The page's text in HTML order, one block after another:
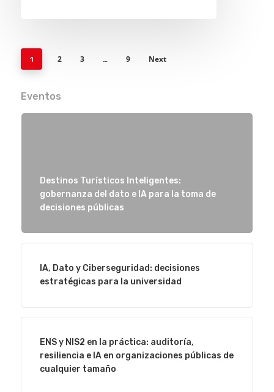
1 2 3 … 9 Next
Eventos
Destinos Turísticos Inteligentes:
gobernanza del dato e IA para la toma de
decisiones públicas
IA, Dato y Ciberseguridad: decisiones
estratégicas para la universidad
ENS y NIS2 en la práctica: auditoría,
resiliencia e IA en organizaciones públicas de
cualquier tamaño
Eventos
Empresas
Noticias